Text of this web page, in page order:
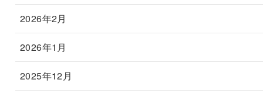
2026年2月
2026年1月
2025年12月